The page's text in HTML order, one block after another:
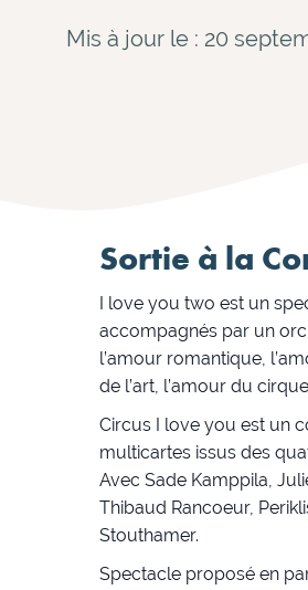
Mis à jour le : 20
Sortie à la
I love you two est un
accompagnés par un
l’amour romantique,
de l’art, l’amour du
Circus I love you est un
multicartes issus des
Avec Sade Kamppila,
Thibaud Rancoeur,
Stouthamer.
Spectacle proposé en